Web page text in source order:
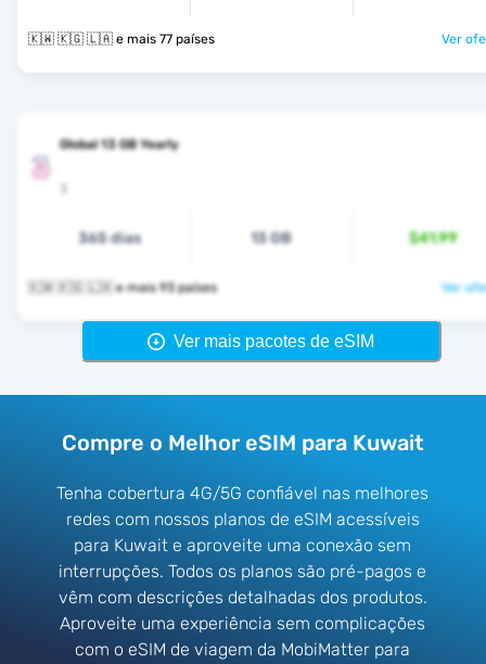
🇰🇼 🇰🇬 🇱🇦 e mais 77 países Ver
Global 13 GB Yearly
365 dias 13 GB $41.99
🇰🇼 🇰🇬 🇱🇦 e mais 93 países Ver
Ver mais pacotes de eSIM
Compre o Melhor eSIM para Kuwait
Tenha cobertura 4G/5G confiável nas melhores
redes com nossos planos de eSIM acessíveis
para Kuwait e aproveite uma conexão sem
interrupções. Todos os planos são pré-pagos e
vêm com descrições detalhadas dos produtos.
Aproveite uma experiência sem complicações
com o eSIM de viagem da MobiMatter para